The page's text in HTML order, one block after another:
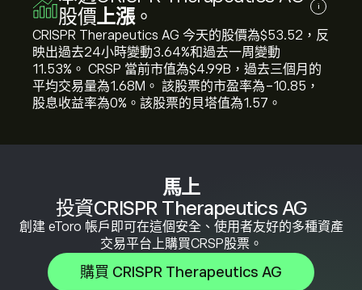
馬上
投資CRISPR Therapeutics AG
創建 eToro 帳戶即可在這個安全、使用者友好的多種資產
交易平台上購買CRSP股票。
購買 CRISPR Therapeutics AG
股價上漲。 i
CRISPR Therapeutics AG 今天的股價為‎$‎53.52，反
映出過去24小時變動‎3.64‎%和過去一周變動‎
11.53‎%。 CRSP 當前市值為‎$‎4.99B，過去三個月的
平均交易量為1.68M。 該股票的市盈率為-10.85，
股息收益率為0%。該股票的貝塔值為1.57。